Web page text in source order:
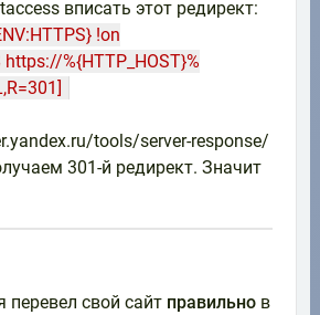
вписать этот редирект:
!on
%{HTTP_HOST}%
tools/server-response/
301-й редирект. Значит
свой сайт правильнов